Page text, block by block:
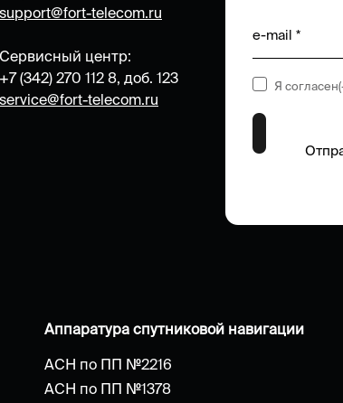
support@fort-telecom.ru
Сервисный центр:
+7 (342) 270 112 8, доб. 123
service@fort-telecom.ru
e-mail *
Я
Аппаратура спутниковой навигации
АСН по ПП №2216
АСН по ПП №1378